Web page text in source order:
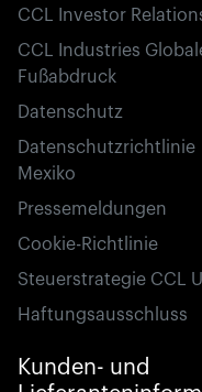
CCL Investor
CCL Industries
Fußabdruck
Datenschutz
Datenschutzrichtlinie
Mexiko
Pressemeldungen
Cookie-Richtlinie
Steuerstrategie CCL
Haftungsausschluss
Kunden- und